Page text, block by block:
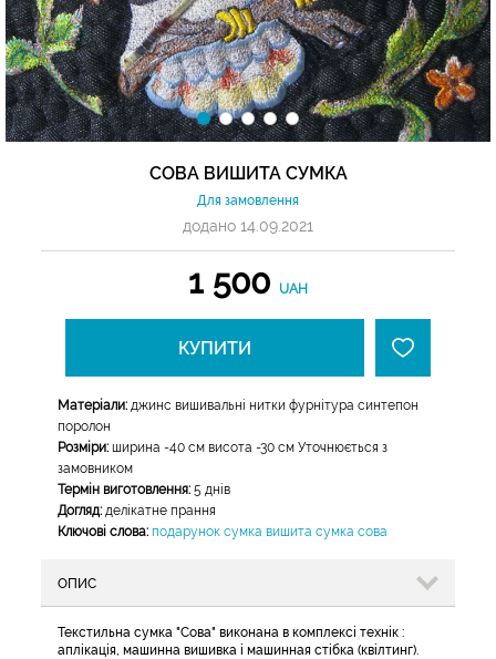
СОВА ВИШИТА СУМКА
Для замовлення
додано 14.09.2021
1 500 UAH
КУПИТИ
Матеріали: джинс вишивальні нитки фурнітура синтепон
поролон
Розміри: ширина -40 см висота -30 см Уточнюється з
замовником
Термін виготовлення: 5 днів
Догляд: делікатне прання
Ключові слова: подарунок сумка вишита сумка сова
ОПИС
Текстильна сумка "Сова" виконана в комплексі технік :
аплікація, машинна вишивка і машинная стібка (квілтинг).